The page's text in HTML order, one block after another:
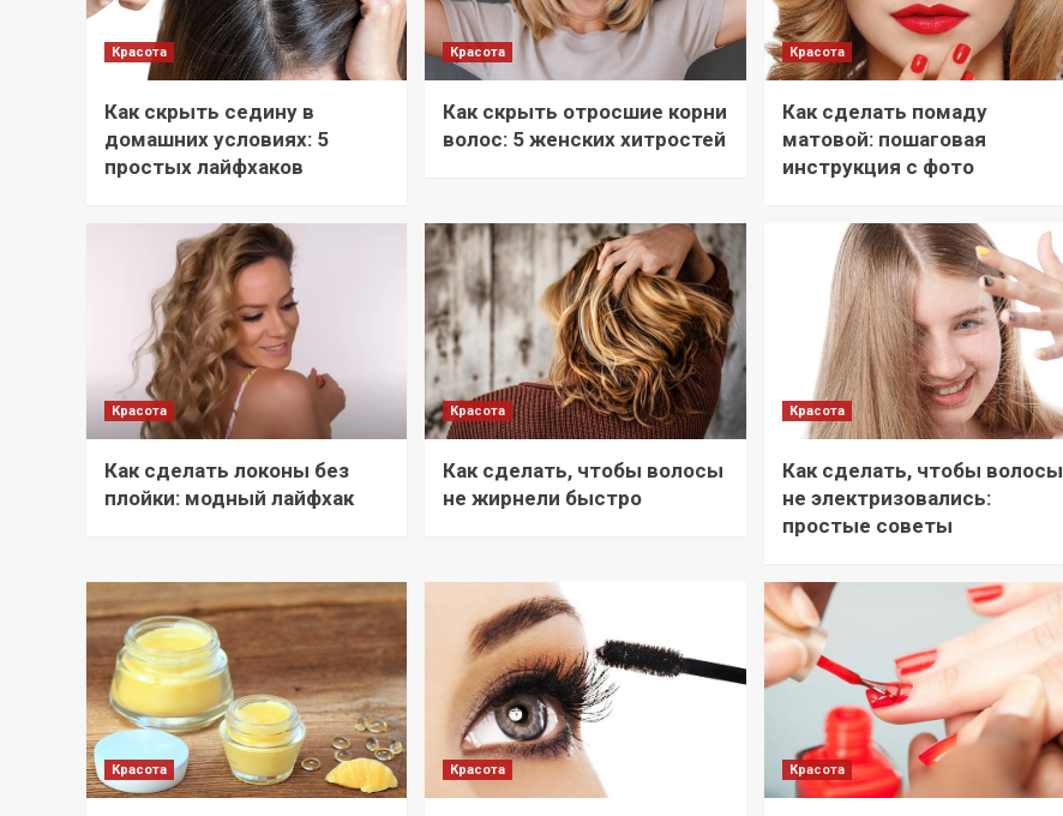
Красота
Как скрыть седину в
домашних условиях: 5
простых лайфхаков
Красота
Как скрыть отросшие корни
волос: 5 женских хитростей
Красота
Как сделать помаду
матовой: пошаговая
инструкция с фото
Красота
Как сделать локоны без
плойки: модный лайфхак
Красота
Как сделать, чтобы волосы
не жирнели быстро
Красота
Как сделать, чтобы волосы
не электризовались:
простые советы
Красота Красота Красота